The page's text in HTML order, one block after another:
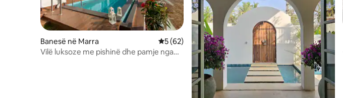
Banesë në Marra Vlerësimi mesatar 5 nga 5, 62 vlerësime
5 (62)
Vilë luksoze me pishinë dhe pamje nga